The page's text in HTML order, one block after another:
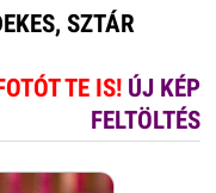
SZTÁR
TE IS! ÚJ KÉP
FELTÖLTÉS